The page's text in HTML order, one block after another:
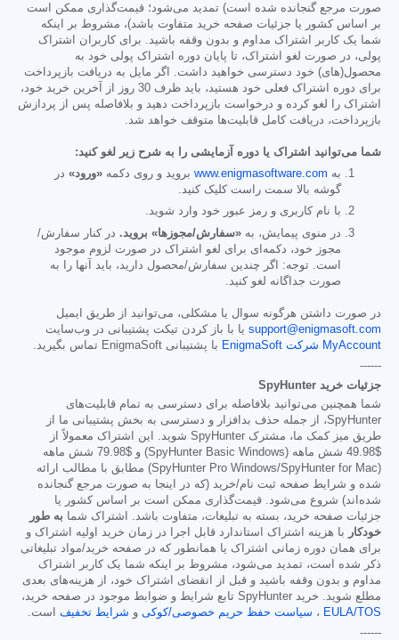
صورت مرجع گنجانده شده است) تمدید می‌شود؛ قیمت‌گذاری ممکن است
بر اساس کشور یا جزئیات صفحه خرید متفاوت باشد)، مشروط بر اینکه
شما یک کاربر اشتراک مداوم و بدون وقفه باشید. برای کاربران اشتراک
پولی، در صورت لغو اشتراک، تا پایان دوره اشتراک پولی خود به
محصول(های) خود دسترسی خواهید داشت. اگر مایل به دریافت بازپرداخت
برای دوره اشتراک فعلی خود هستید، باید ظرف 30 روز از آخرین خرید خود،
اشتراک را لغو کرده و درخواست بازپرداخت دهید و بلافاصله پس از پردازش
بازپرداخت، دریافت کامل قابلیت‌ها متوقف خواهد شد.
شما می‌توانید اشتراک یا دوره آزمایشی را به شرح زیر لغو کنید:
به www.enigmasoftware.com بروید و روی دکمه «ورود» در
گوشه بالا سمت راست کلیک کنید.
با نام کاربری و رمز عبور خود وارد شوید.
در منوی پیمایش، به «سفارش/مجوزها» بروید. در کنار سفارش/
مجوز خود، دکمه‌ای برای لغو اشتراک در صورت لزوم موجود
است. توجه: اگر چندین سفارش/محصول دارید، باید آنها را به
صورت جداگانه لغو کنید.
در صورت داشتن هرگونه سوال یا مشکلی، می‌توانید از طریق ایمیل
support@enigmasoft.com یا با باز کردن تیکت پشتیبانی در وب‌سایت
MyAccount شرکت EnigmaSoft
با پشتیبانی EnigmaSoft تماس بگیرید.
------
جزئیات خرید SpyHunter
شما همچنین می‌توانید بلافاصله برای دسترسی به تمام قابلیت‌های
SpyHunter، از جمله حذف بدافزار و دسترسی به بخش پشتیبانی ما از
طریق میز کمک ما، مشترک SpyHunter شوید. این اشتراک معمولاً از
$49.98
شش ماهه (SpyHunter Basic Windows) و $79.98
شش ماهه
(SpyHunter Pro Windows/SpyHunter for Mac) مطابق با مطالب ارائه
شده و شرایط صفحه ثبت نام/خرید (که در اینجا به صورت مرجع گنجانده
شده‌اند) شروع می‌شود. قیمت‌گذاری ممکن است بر اساس کشور یا
جزئیات صفحه خرید، بسته به تبلیغات، متفاوت باشد. اشتراک شما به طور
خودکار
با هزینه اشتراک استاندارد قابل اجرا در زمان خرید اولیه اشتراک و
برای همان دوره زمانی اشتراک یا همانطور که در صفحه خرید/مواد تبلیغاتی
ذکر شده است، تمدید می‌شود، مشروط بر اینکه شما یک کاربر اشتراک
مداوم و بدون وقفه باشید و قبل از انقضای اشتراک خود، از هزینه‌های بعدی
مطلع شوید. خرید SpyHunter تابع شرایط و ضوابط موجود در صفحه خرید،
EULA/TOS ، سیاست حفظ حریم خصوصی/کوکی و شرایط تخفیف است.
------